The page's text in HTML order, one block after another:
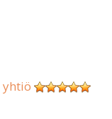
yhtiö